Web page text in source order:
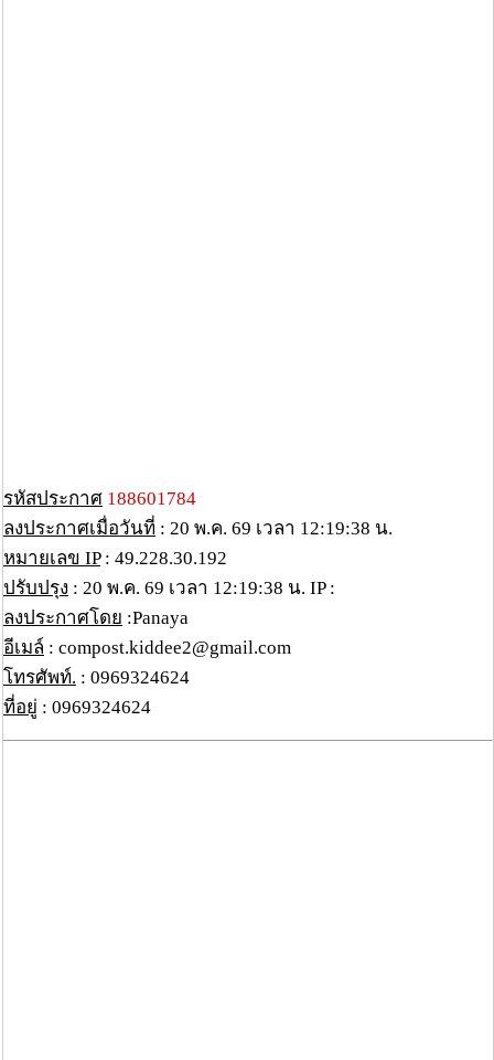
รหัสประกาศ 188601784
ลงประกาศเมื่อวันที่ : 20 พ.ค. 69 เวลา 12:19:38 น.
หมายเลข IP: 49.228.30.192
ปรับปรุง : 20 พ.ค. 69 เวลา 12:19:38 น. IP :
ลงประกาศโดย :Panaya
อีเมล์ : compost.kiddee2@gmail.com
โทรศัพท์. : 0969324624
ที่อยู่ : 0969324624